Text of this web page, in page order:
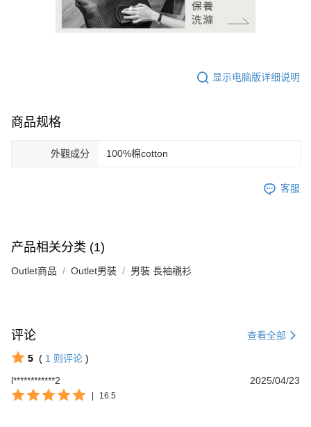
显示电脑版详细说明
商品规格
外觀成分 100%棉cotton
客服
产品相关分类 (1)
Outlet商品 Outlet男裝 男裝 長袖襯衫
评论 查看全部
5 ( 1 则评论 )
l************2
2025/04/23
| 16.5